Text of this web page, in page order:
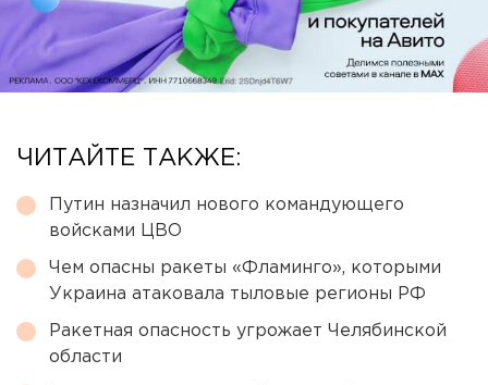
ЧИТАЙТЕ ТАКЖЕ:
Путин назначил нового командующего
войсками ЦВО
Чем опасны ракеты «Фламинго», которыми
Украина атаковала тыловые регионы РФ
Ракетная опасность угрожает Челябинской
области